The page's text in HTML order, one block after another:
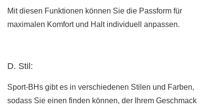
Mit diesen Funktionen können Sie die Passform für
maximalen Komfort und Halt individuell anpassen.
D. Stil:
Sport-BHs gibt es in verschiedenen Stilen und Farben,
sodass Sie einen finden können, der Ihrem Geschmack